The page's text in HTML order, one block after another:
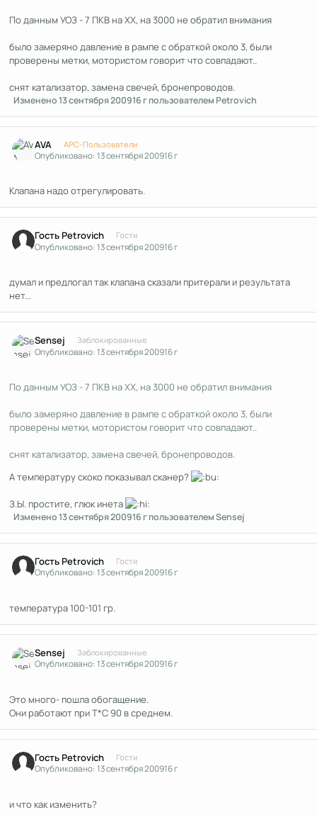
По данным УОЗ - 7 ПКВ на ХХ, на 3000 не обратил внимания
было замеряно давление в рампе с обраткой около 3, были
проверены метки, мотористом говорит что совпадают..
снят катализатор, замена свечей, бронепроводов.
Изменено13 сентября 200916 гпользователем Petrovich
AVA APC-Пользователи
Опубликовано:13 сентября 200916 г
Клапана надо отрегулировать.
Гость Petrovich Гости
Опубликовано:13 сентября 200916 г
думал и предлогал так клапана сказали притерали и результата
нет...
Sensej Заблокированные
Опубликовано:13 сентября 200916 г
По данным УОЗ - 7 ПКВ на ХХ, на 3000 не обратил внимания
было замеряно давление в рампе с обраткой около 3, были
проверены метки, мотористом говорит что совпадают..
снят катализатор, замена свечей, бронепроводов.
А температуру скоко показывал сканер?
З.Ы. простите, глюк инета
Изменено13 сентября 200916 гпользователем Sensej
Гость Petrovich Гости
Опубликовано:13 сентября 200916 г
температура 100-101 гр.
Sensej Заблокированные
Опубликовано:13 сентября 200916 г
Это много- пошла обогащение.
Они работают при Т*С 90 в среднем.
Гость Petrovich Гости
Опубликовано:13 сентября 200916 г
и что как изменить?